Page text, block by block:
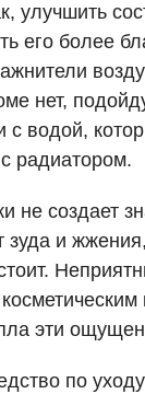
исследования
томография
отделение
терапии
инфаркта
улучшить
его более
нет,
с водой,
радиатором.
не создает
зуда и
эти
по